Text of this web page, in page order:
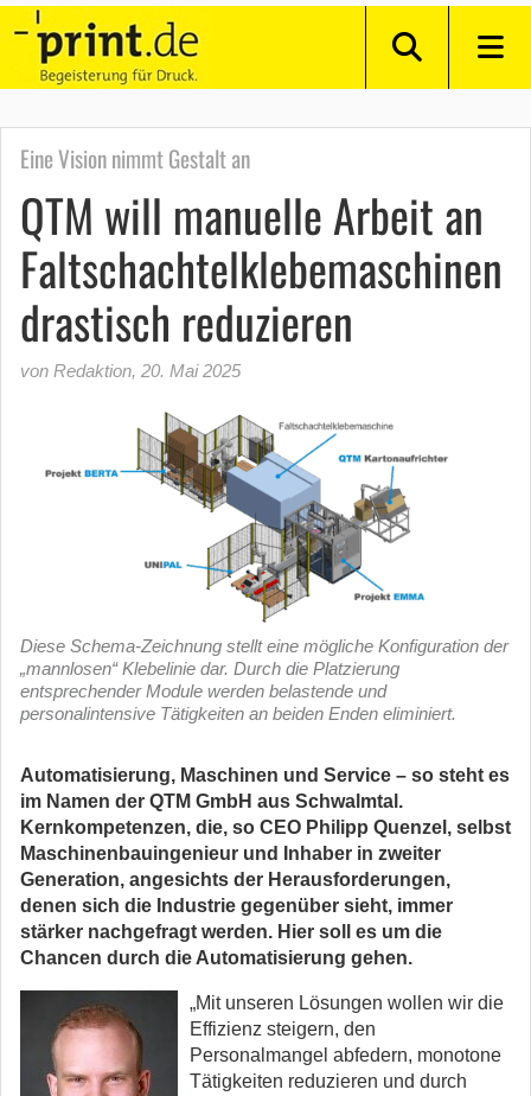
Eine Vision nimmt Gestalt an
QTM will manuelle Arbeit an
Faltschachtelklebemaschinen
drastisch reduzieren
von Redaktion, 20. Mai 2025
Diese Schema-Zeichnung stellt eine mögliche Konfiguration der
„mannlosen“ Klebelinie dar. Durch die Platzierung
entsprechender Module werden belastende und
personalintensive Tätigkeiten an beiden Enden eliminiert.
Automatisierung, Maschinen und Service – so steht es
im Namen der QTM GmbH aus Schwalmtal.
Kernkompetenzen, die, so CEO Philipp Quenzel, selbst
Maschinenbauingenieur und Inhaber in zweiter
Generation, angesichts der Herausforderungen,
denen sich die Industrie gegenüber sieht, immer
stärker nachgefragt werden. Hier soll es um die
Chancen durch die Automatisierung gehen.
„Mit unseren Lösungen wollen wir die
Effizienz steigern, den
Personalmangel abfedern, monotone
Tätigkeiten reduzieren und durch